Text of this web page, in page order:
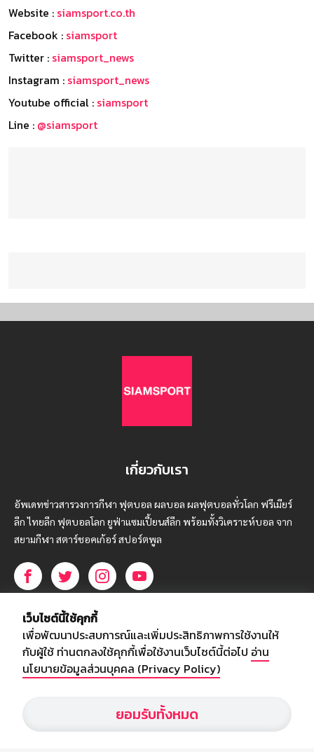
Website : siamsport.co.th
Facebook : siamsport
Twitter : siamsport_news
Instagram : siamsport_news
Youtube official : siamsport
Line : @siamsport
เกี่ยวกับเรา
อัพเดทข่าวสารวงการกีฬา ฟุตบอล ผลบอล ผลฟุตบอลทั่วโลก ฟรีเมียร์
ลีก ไทยลีก ฟุตบอลโลก ยูฟ่าแซมเปี้ยนส์ลีก พร้อมทั้งวิเคราะห์บอล จาก
สยามกีฬา สตาร์ชอคเก้อร์ สปอร์ตพูล
บริษัท สยามสปอร์ต ซินติเคท จำกัด (มหาชน)
เลขที่ 66/26 - 29 ซอยรามอินทรา 40
ถนนรามอินทรา แขวงนวลจันทร์
เขตบึงกุ่ม กรุงเทพฯ 10230
webmaster@siamsport.co.th
เว็บไซต์ : www.siamsport.co.th
เว็บไซต์นี้ใช้คุกกี้
เพื่อพัฒนาประสบการณ์และเพิ่มประสิทธิภาพการใช้งานให้
กับผู้ใช้ ท่านตกลงใช้คุกกี้เพื่อใช้งานเว็บไซต์นี้ต่อไป อ่าน
นโยบายข้อมูลส่วนบุคคล (Privacy Policy)
ยอมรับทั้งหมด